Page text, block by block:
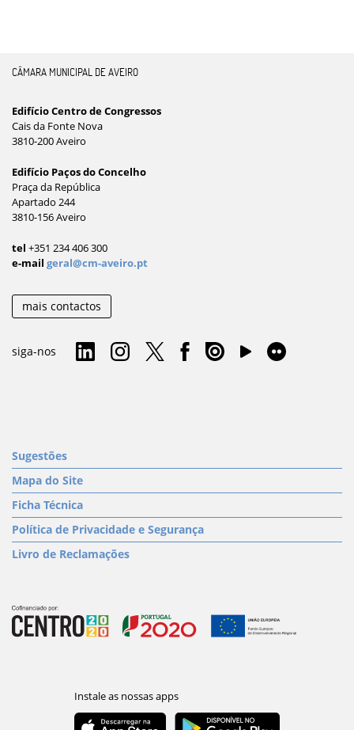
CÂMARA MUNICIPAL DE AVEIRO
Edifício Centro de Congressos
Cais da Fonte Nova
3810-200 Aveiro
Edifício Paços do Concelho
Praça da República
Apartado 244
3810-156 Aveiro
tel +351 234 406 300
e-mail geral@cm-aveiro.pt
mais contactos
siga-nos
Sugestões
Mapa do Site
Ficha Técnica
Política de Privacidade e Segurança
Livro de Reclamações